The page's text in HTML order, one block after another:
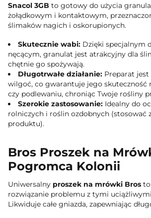
Snacol 3GB to gotowy do użycia
żołądkowym i kontaktowym,
ślimaków nagich i oskorupionych.
Skutecznie wabi: Dzięki specjalnym
nęcącym, granulat jest atrakcyjny dla
chętnie go spożywają.
Długotrwałe działanie: Preparat
wilgoć, co gwarantuje jego skuteczność
czy podlewaniu, chroniąc Twoje rośliny
Szerokie zastosowanie: Idealny do
rolniczych i roślin ozdobnych (stosować
produktu).
Bros Proszek na
Pogromca Kolonii
Uniwersalny proszek na mrówki Bros
rozwiązanie problemu z tymi
Likwiduje całe gniazda, zapewniając